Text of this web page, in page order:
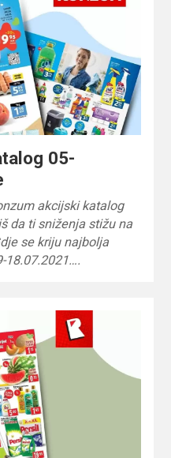
05-
akcijski katalog
da ti sniženja stižu na
se kriju najbolja
18.07.2021….